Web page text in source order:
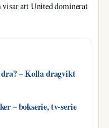
att United dominerat
– Kolla dragvikt
– bokserie, tv-serie